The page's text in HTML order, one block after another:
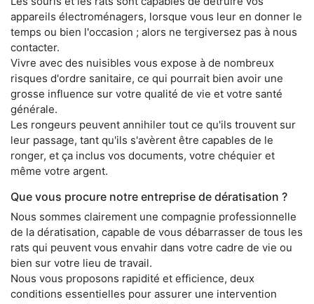
appareils électroménagers, lorsque vous leur en donner le
temps ou bien l'occasion ; alors ne tergiversez pas à nous
contacter.
Vivre avec des nuisibles vous expose à de nombreux
risques d'ordre sanitaire, ce qui pourrait bien avoir une
grosse influence sur votre qualité de vie et votre santé
générale.
Les rongeurs peuvent annihiler tout ce qu'ils trouvent sur
leur passage, tant qu'ils s'avèrent être capables de le
ronger, et ça inclus vos documents, votre chéquier et
même votre argent.
Que vous procure notre entreprise de dératisation ?
Nous sommes clairement une compagnie professionnelle
de la dératisation, capable de vous débarrasser de tous les
rats qui peuvent vous envahir dans votre cadre de vie ou
bien sur votre lieu de travail.
Nous vous proposons rapidité et efficience, deux
conditions essentielles pour assurer une intervention